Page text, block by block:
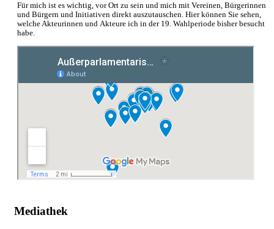
Für mich ist es wichtig, vor Ort zu sein und mich mit Vereinen, Bürgerinnen
und Bürgern und Initiativen direkt auszutauschen. Hier können Sie sehen,
welche Akteurinnen und Akteure ich in der 19. Wahlperiode bisher besucht
habe.
Mediathek